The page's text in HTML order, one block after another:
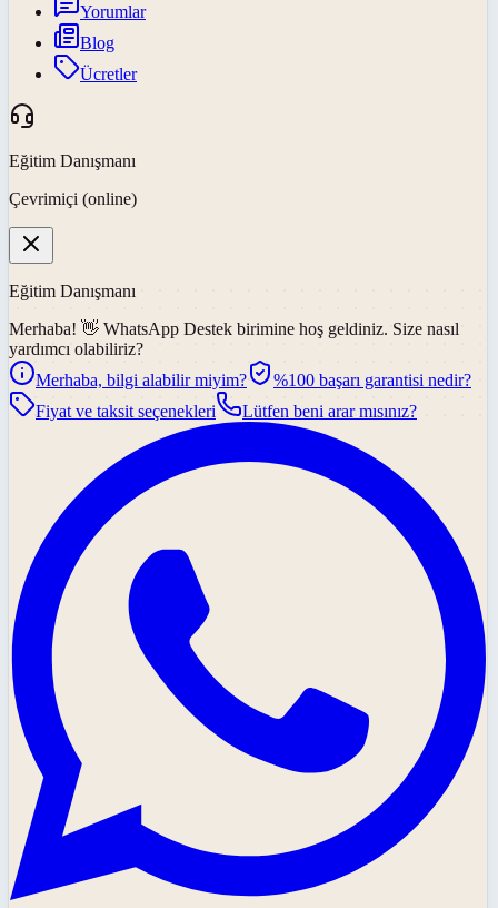
Yorumlar
Blog
Ücretler
Eğitim Danışmanı
Çevrimiçi (online)
Eğitim Danışmanı
Merhaba! 👋 WhatsApp Destek birimine hoş geldiniz. Size nasıl
yardımcı olabiliriz?
Merhaba, bilgi alabilir miyim?
%100 başarı garantisi nedir?
Fiyat ve taksit seçenekleri
Lütfen beni arar mısınız?